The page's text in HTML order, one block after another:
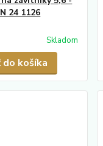
24 1126
Skladom
do košíka